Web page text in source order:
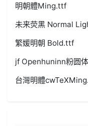
明朝體Ming.ttf
未来荧黑 Normal
繁媛明朝 Bold.ttf
jf Openhuninn粉圆
台灣明體